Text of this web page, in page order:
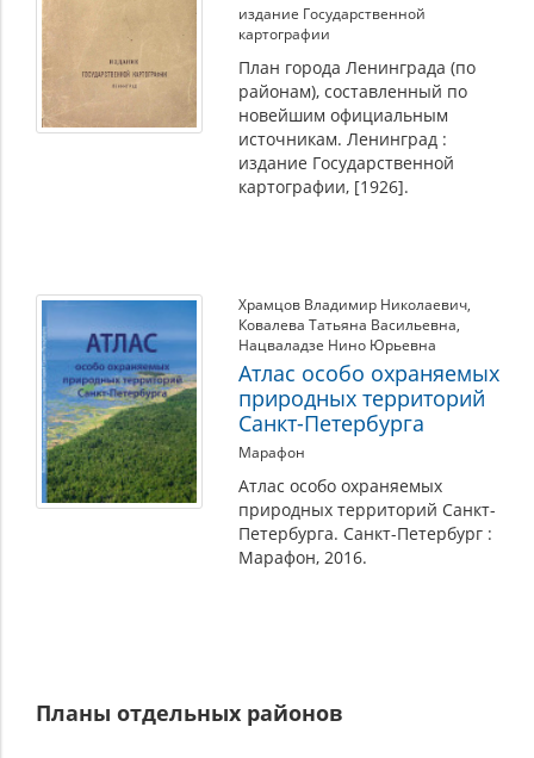
издание Государственной
картографии
План города Ленинграда (по
районам), составленный по
новейшим официальным
источникам. Ленинград :
издание Государственной
картографии, [1926].
Храмцов Владимир Николаевич,
Ковалева Татьяна Васильевна,
Нацваладзе Нино Юрьевна
Атлас особо охраняемых
природных территорий
Санкт-Петербурга
Марафон
Атлас особо охраняемых
природных территорий Санкт-
Петербурга. Санкт-Петербург :
Марафон, 2016.
Планы отдельных районов